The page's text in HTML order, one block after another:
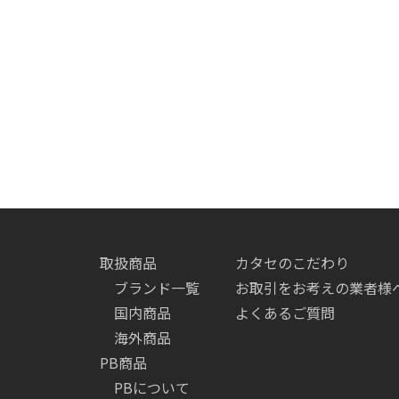
取扱商品
ブランド一覧
国内商品
海外商品
PB商品
PBについて
カタセのこだわり
お取引をお考えの業者様
よくあるご質問